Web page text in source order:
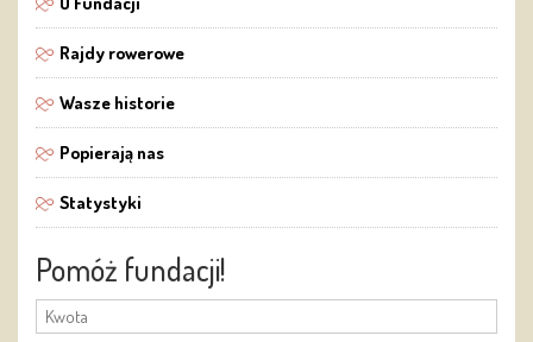
Rajdy rowerowe
Wasze historie
Popierają nas
Statystyki
Pomóż fundacji!